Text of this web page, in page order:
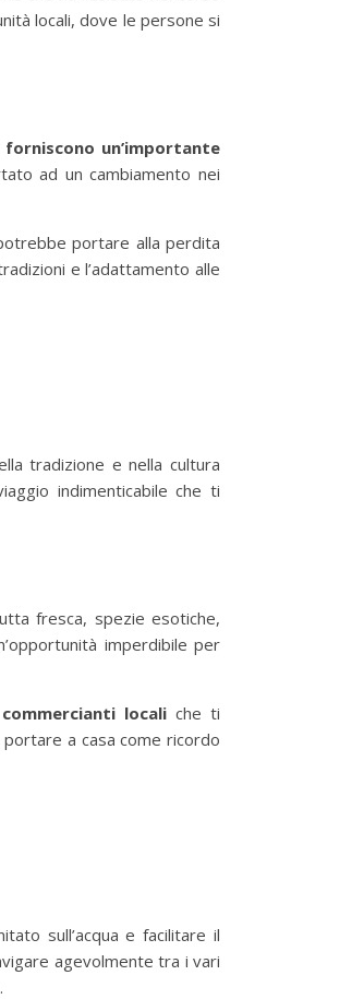
locali, dove le persone si
un’importante
ad un cambiamento nei
portare alla perdita
e l’adattamento alle
tradizione e nella cultura
indimenticabile che ti
fresca, spezie esotiche,
imperdibile per
locali che ti
a casa come ricordo
sull’acqua e facilitare il
agevolmente tra i vari